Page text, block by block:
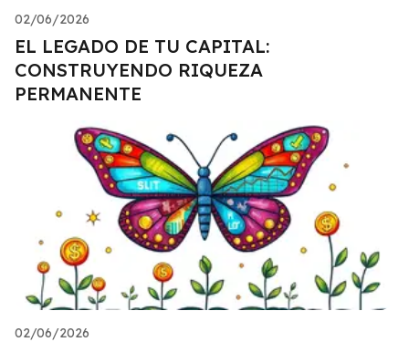
02/06/2026
EL LEGADO DE TU CAPITAL:
CONSTRUYENDO RIQUEZA
PERMANENTE
02/06/2026